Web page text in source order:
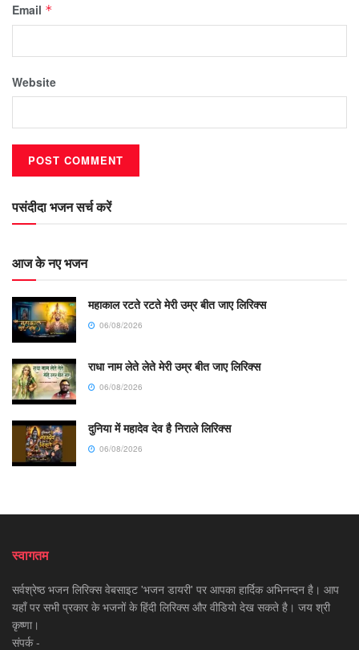
Email *
Website
पसंदीदा भजन सर्च करें
आज के नए भजन
महाकाल रटते रटते मेरी उम्र बीत जाए लिरिक्स
06/08/2026
राधा नाम लेते लेते मेरी उम्र बीत जाए लिरिक्स
06/08/2026
दुनिया में महादेव देव है निराले लिरिक्स
06/08/2026
स्वागतम
सर्वश्रेष्ठ भजन लिरिक्स वेबसाइट 'भजन डायरी' पर आपका हार्दिक अभिनन्दन है। आप
यहाँ पर सभी प्रकार के भजनों के हिंदी लिरिक्स और वीडियो देख सकते है। जय श्री
कृष्णा।
संपर्क -